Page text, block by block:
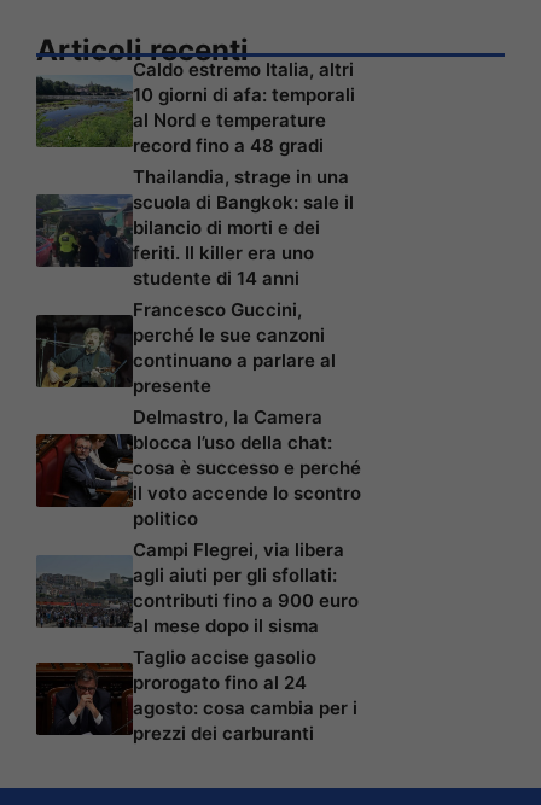
Articoli recenti
Caldo estremo Italia, altri
10 giorni di afa: temporali
al Nord e temperature
record fino a 48 gradi
Thailandia, strage in una
scuola di Bangkok: sale il
bilancio di morti e dei
feriti. Il killer era uno
studente di 14 anni
Francesco Guccini,
perché le sue canzoni
continuano a parlare al
presente
Delmastro, la Camera
blocca l’uso della chat:
cosa è successo e perché
il voto accende lo scontro
politico
Campi Flegrei, via libera
agli aiuti per gli sfollati:
contributi fino a 900 euro
al mese dopo il sisma
Taglio accise gasolio
prorogato fino al 24
agosto: cosa cambia per i
prezzi dei carburanti